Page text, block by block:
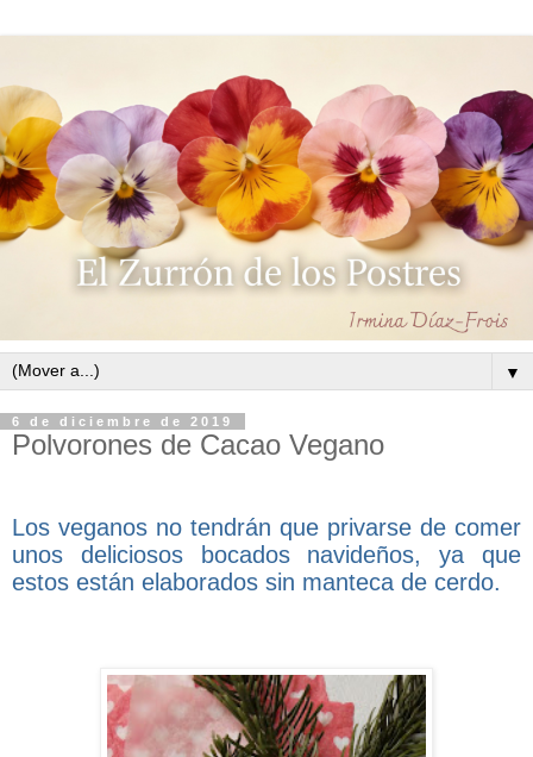
▼
6 de diciembre de 2019
Polvorones de Cacao Vegano
Los veganos no tendrán que privarse de comer
unos deliciosos bocados navideños, ya que
estos están elaborados sin manteca de cerdo.